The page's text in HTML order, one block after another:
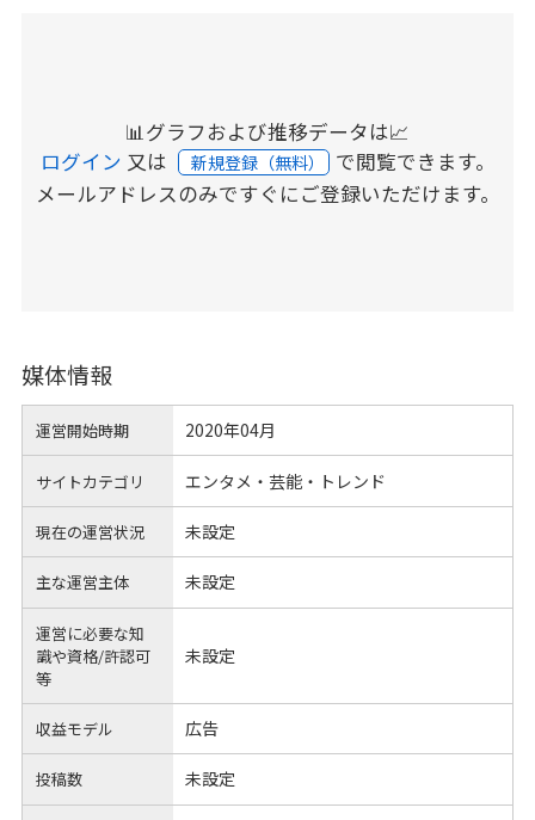
📊グラフおよび推移データは📈
ログイン 又は 新規登録（無料） で閲覧できます。
メールアドレスのみですぐにご登録いただけます。
媒体情報
運営開始時期 2020年04月
サイトカテゴリ エンタメ・芸能・トレンド
現在の運営状況 未設定
主な運営主体 未設定
運営に必要な知
識や資格/許認可
等
未設定
収益モデル 広告
投稿数 未設定